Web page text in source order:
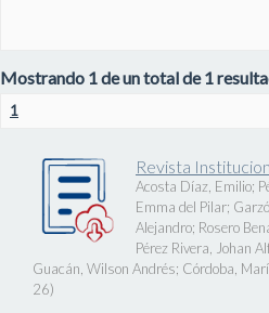
Mostrando 1 de un total de 1
1
Revista
Acosta Díaz, Emilio;
Emma del Pilar;
Alejandro; Rosero
Pérez Rivera, Johan
Guacán, Wilson Andrés; Córdoba,
26)